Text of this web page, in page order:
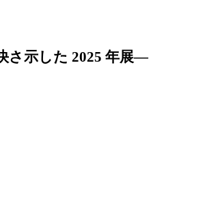
さ示した 2025 年展―